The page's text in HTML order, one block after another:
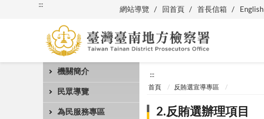
:::
網站導覽 回首頁 首長信箱 English
機關簡介
民眾導覽
為民服務專區
:::
首頁 反賄選宣導專區
2.反賄選辦理項目